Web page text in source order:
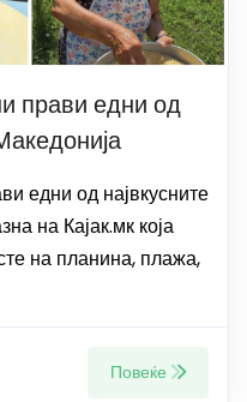
прави едни од
едни од највкусните
на Кајак.мк која
на планина, плажа,
Повеќе